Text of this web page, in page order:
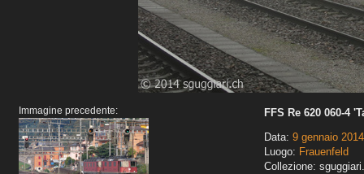
Immagine precedente:
FFS Re 620 060-4
Data: 9 gennaio 2014
Luogo: Frauenfeld
Collezione: